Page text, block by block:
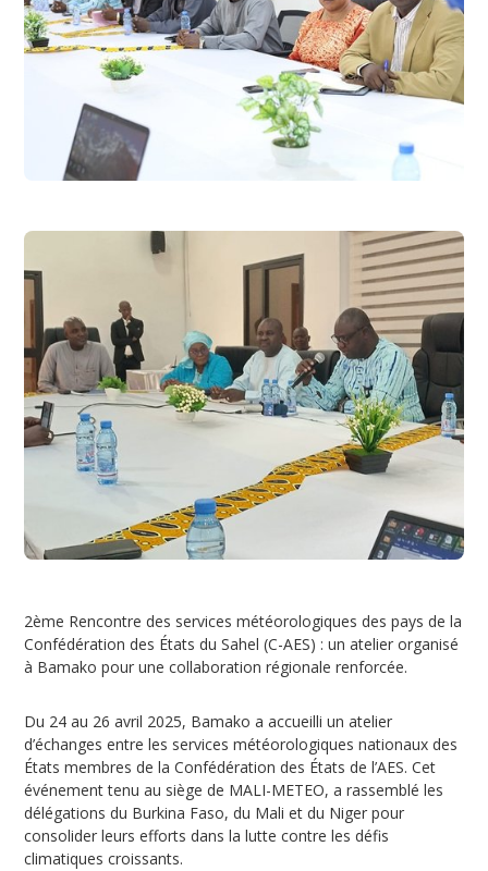
2ème Rencontre des services météorologiques des pays de la
Confédération des États du Sahel (C-AES) : un atelier organisé
à Bamako pour une collaboration régionale renforcée.
Du 24 au 26 avril 2025, Bamako a accueilli un atelier
d’échanges entre les services météorologiques nationaux des
États membres de la Confédération des États de l’AES. Cet
événement tenu au siège de MALI-METEO, a rassemblé les
délégations du Burkina Faso, du Mali et du Niger pour
consolider leurs efforts dans la lutte contre les défis
climatiques croissants.